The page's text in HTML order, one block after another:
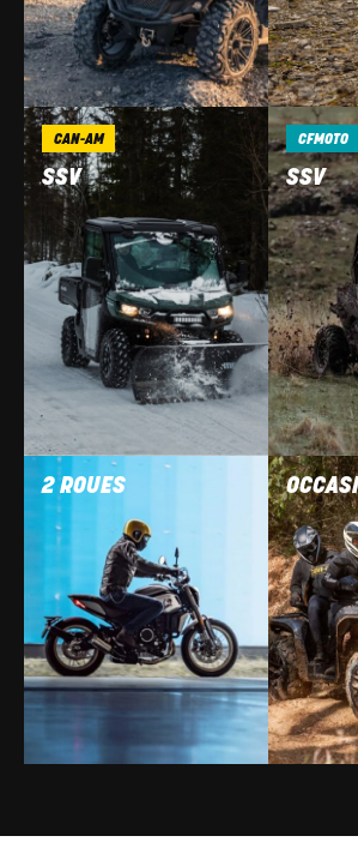
CAN-AM
SSV
CFMOTO
SSV
2 ROUES